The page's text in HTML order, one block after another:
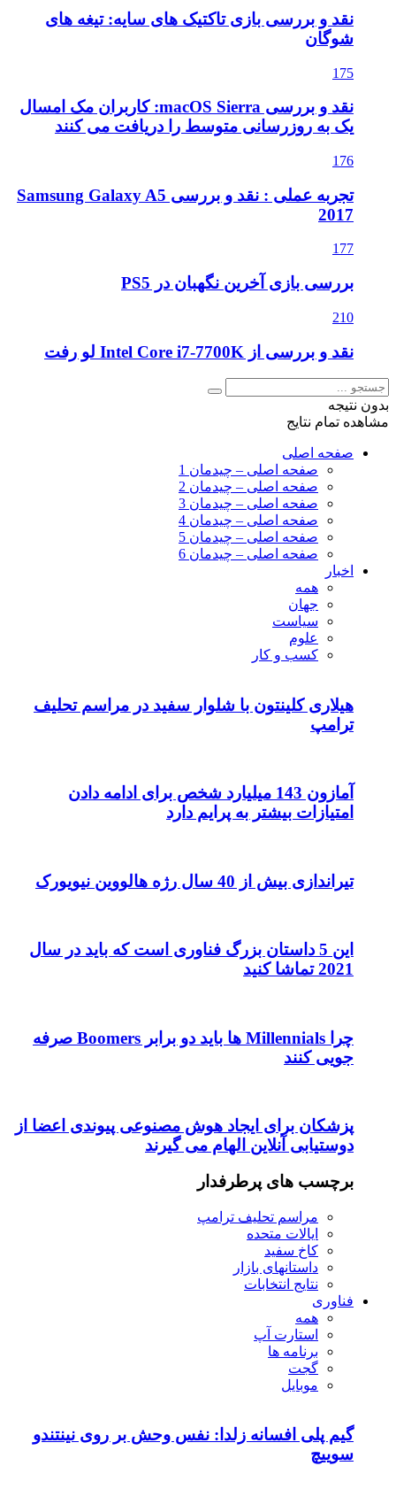
نقد و بررسی بازی تاکتیک های سایه: تیغه های
شوگان
175
نقد و بررسی macOS Sierra: کاربران مک امسال
یک به روزرسانی متوسط را دریافت می کنند
176
تجربه عملی : نقد و بررسی Samsung Galaxy A5
2017
177
بررسی بازی آخرین نگهبان در PS5
210
نقد و بررسی از Intel Core i7-7700K لو رفت
بدون نتیجه
مشاهده تمام نتایج
صفحه اصلی
صفحه اصلی – چیدمان 1
صفحه اصلی – چیدمان 2
صفحه اصلی – چیدمان 3
صفحه اصلی – چیدمان 4
صفحه اصلی – چیدمان 5
صفحه اصلی – چیدمان 6
اخبار
همه
جهان
سیاست
علوم
کسب و کار
هیلاری کلینتون با شلوار سفید در مراسم تحلیف
ترامپ
آمازون 143 میلیارد شخص برای ادامه دادن
امتیازات بیشتر به پرایم دارد
تیراندازی بیش از 40 سال رژه هالووین نیویورک
این 5 داستان بزرگ فناوری است که باید در سال
2021 تماشا کنید
چرا Millennials ها باید دو برابر Boomers صرفه
جویی کنند
پزشکان برای ایجاد هوش مصنوعی پیوندی اعضا از
دوستیابی آنلاین الهام می گیرند
برچسب های پرطرفدار
مراسم تحلیف ترامپ
ایالات متحده
کاخ سفید
داستانهای بازار
نتایج انتخابات
فناوری
همه
استارت آپ
برنامه ها
گجت
موبایل
گیم پلی افسانه زلدا: نفس وحش بر روی نینتندو
سوییچ